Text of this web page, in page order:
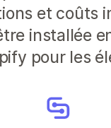
et coûts
installée
pour les